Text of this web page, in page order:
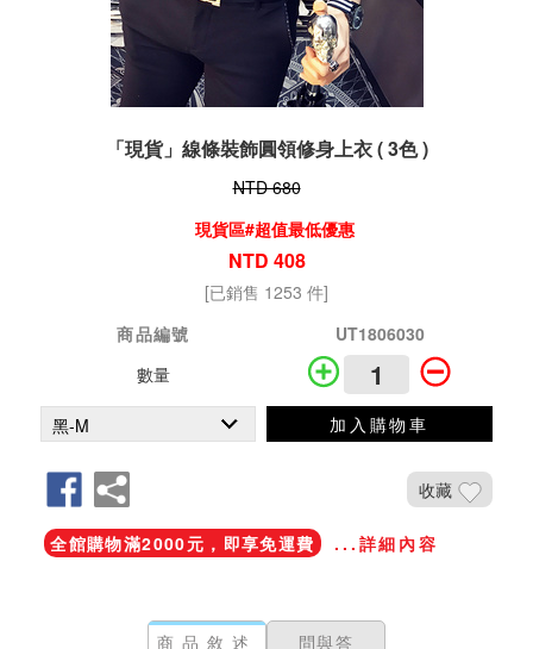
「現貨」線條裝飾圓領修身上衣 ( 3色 )
NTD 680
現貨區#超值最低優惠
NTD 408
[已銷售 1253 件]
商品編號
UT1806030
數量
加入購物車
收藏
全館購物滿2000元，即享免運費 ...詳細內容
商品敘述 問與答